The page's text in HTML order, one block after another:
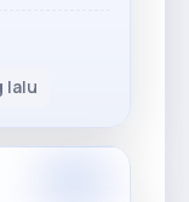
lalu